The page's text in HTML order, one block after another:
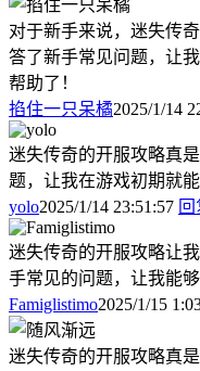
对于新手来说，迷失传
答了新手常见问题，让
帮助了！
掐住一只呆橘2025/1/14
迷失传奇的开服攻略真
题，让我在游戏初期就
yolo2025/1/14 23:51:57 回
迷失传奇的开服攻略让
手常见的问题，让我能
Famiglistimo2025/1/15
迷失传奇的开服攻略真